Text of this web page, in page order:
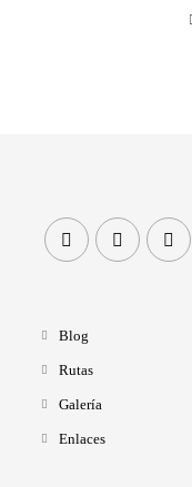
Blog
Rutas
Galería
Enlaces